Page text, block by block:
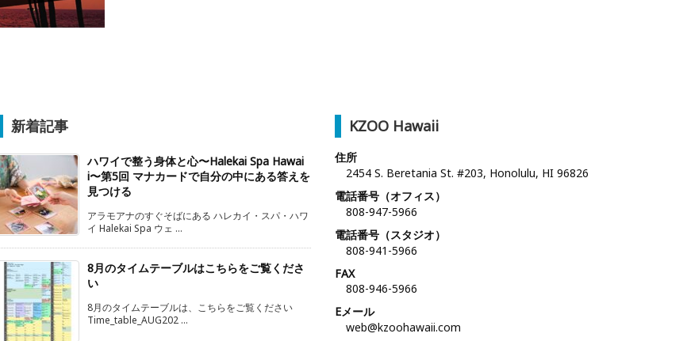
新着記事
ハワイで整う身体と心〜Halekai Spa Hawai
i〜第5回 マナカードで自分の中にある答えを
見つける
アラモアナのすぐそばにある ハレカイ・スパ・ハワ
イ Halekai Spa ウェ ...
8月のタイムテーブルはこちらをご覧くださ
い
8月のタイムテーブルは、こちらをご覧ください
Time_table_AUG202 ...
KZOO Hawaii
住所
2454 S. Beretania St. #203, Honolulu, HI 96826
電話番号（オフィス）
808-947-5966
電話番号（スタジオ）
808-941-5966
FAX
808-946-5966
Eメール
web@kzoohawaii.com